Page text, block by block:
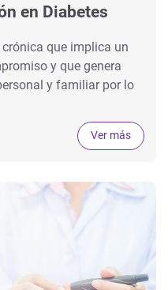
en Diabetes
que implica un
y que genera
y familiar por lo
Ver más